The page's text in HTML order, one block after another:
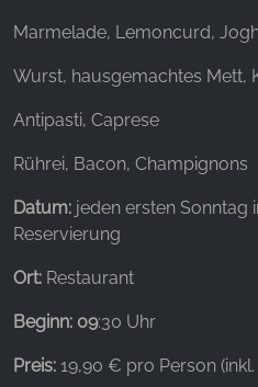
Marmelade, Lemoncurd,
Wurst, hausgemachtes Mett,
Antipasti, Caprese
Rührei, Bacon, Champignons
Datum: jeden ersten Sonntag
Reservierung
Ort: Restaurant
Beginn: 09:30 Uhr
Preis: 19,90 € pro Person
Facebook Ireland Ltd.
Zweck:
3 Monate - 1 Jahr
Statistik Cookies
Diese Informationen